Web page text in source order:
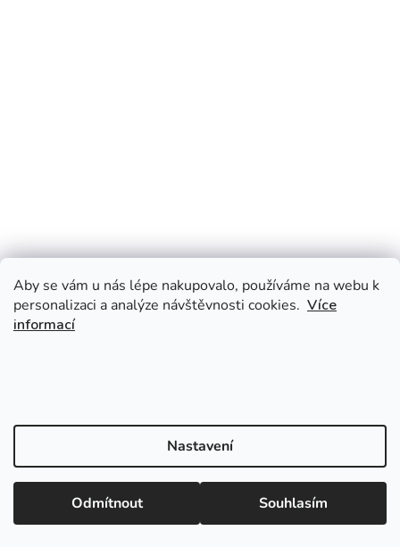
Aby se vám u nás lépe nakupovalo, používáme na webu k
personalizaci a analýze návštěvnosti cookies. Více
informací
Nastavení
Odmítnout Souhlasím